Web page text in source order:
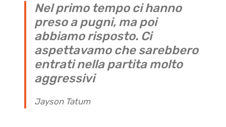
Nel primo tempo ci hanno
preso a pugni, ma poi
abbiamo risposto. Ci
aspettavamo che sarebbero
entrati nella partita molto
aggressivi
Jayson Tatum